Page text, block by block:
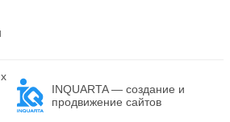
INQUARTA — создание и
продвижение сайтов